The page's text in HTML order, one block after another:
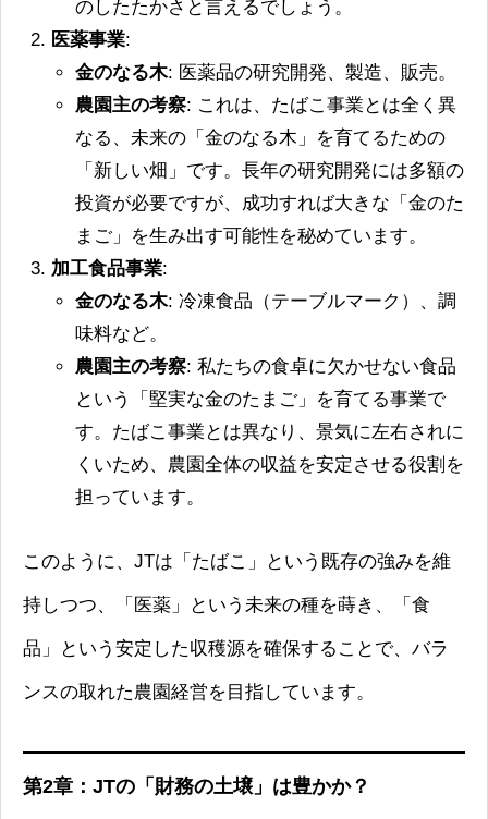
のしたたかさと言えるでしょう。
医薬事業:
金のなる木: 医薬品の研究開発、製造、販売。
農園主の考察: これは、たばこ事業とは全く異
なる、未来の「金のなる木」を育てるための
「新しい畑」です。長年の研究開発には多額の
投資が必要ですが、成功すれば大きな「金のた
まご」を生み出す可能性を秘めています。
加工食品事業:
金のなる木: 冷凍食品（テーブルマーク）、調
味料など。
農園主の考察: 私たちの食卓に欠かせない食品
という「堅実な金のたまご」を育てる事業で
す。たばこ事業とは異なり、景気に左右されに
くいため、農園全体の収益を安定させる役割を
担っています。
このように、JTは「たばこ」という既存の強みを維
持しつつ、「医薬」という未来の種を蒔き、「食
品」という安定した収穫源を確保することで、バラ
ンスの取れた農園経営を目指しています。
第2章：JTの「財務の土壌」は豊かか？